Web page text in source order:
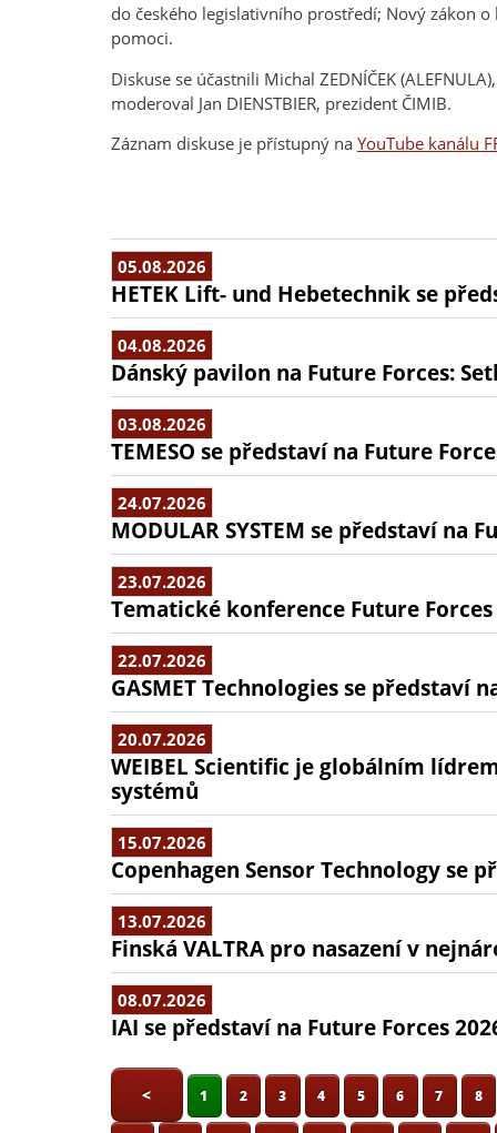
do českého legislativního prostředí; Nový zákon
pomoci.
Diskuse se účastnili Michal ZEDNÍČEK
moderoval Jan DIENSTBIER, prezident ČIMIB.
Záznam diskuse je přístupný na YouTube kanálu
05.08.2026
HETEK Lift- und Hebetechnik se
04.08.2026
Dánský pavilon na Future Forces:
03.08.2026
TEMESO se představí na Future
24.07.2026
MODULAR SYSTEM se představí na
23.07.2026
Tematické konference Future
22.07.2026
GASMET Technologies se představí
20.07.2026
WEIBEL Scientific je globálním
systémů
15.07.2026
Copenhagen Sensor Technology se
13.07.2026
Finská VALTRA pro nasazení v
08.07.2026
IAI se představí na Future Forces
< 1 2 3 4 5 6 7 8